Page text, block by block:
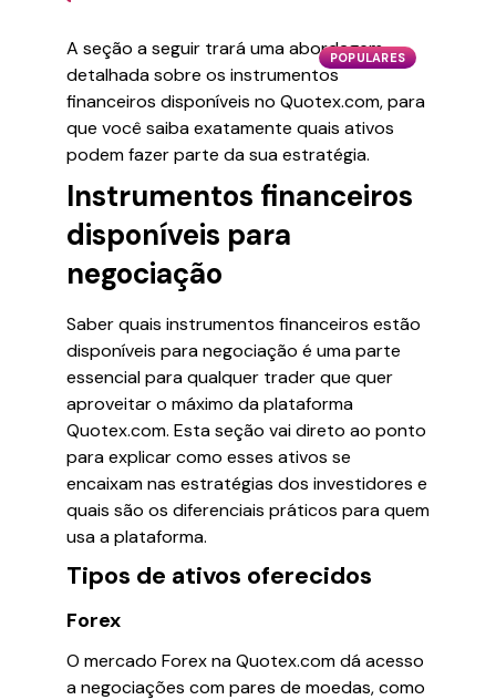
POPULARES
A seção a seguir trará uma abordagem
detalhada sobre os instrumentos
financeiros disponíveis no Quotex.com, para
que você saiba exatamente quais ativos
podem fazer parte da sua estratégia.
Instrumentos financeiros
disponíveis para
negociação
Saber quais instrumentos financeiros estão
disponíveis para negociação é uma parte
essencial para qualquer trader que quer
aproveitar o máximo da plataforma
Quotex.com. Esta seção vai direto ao ponto
para explicar como esses ativos se
encaixam nas estratégias dos investidores e
quais são os diferenciais práticos para quem
usa a plataforma.
Tipos de ativos oferecidos
Forex
O mercado Forex na Quotex.com dá acesso
a negociações com pares de moedas, como